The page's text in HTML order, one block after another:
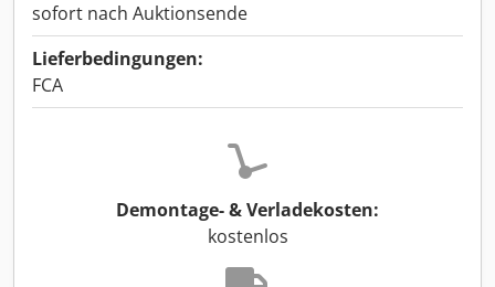
sofort nach Auktionsende
Lieferbedingungen:
FCA
Demontage- & Verladekosten:
kostenlos